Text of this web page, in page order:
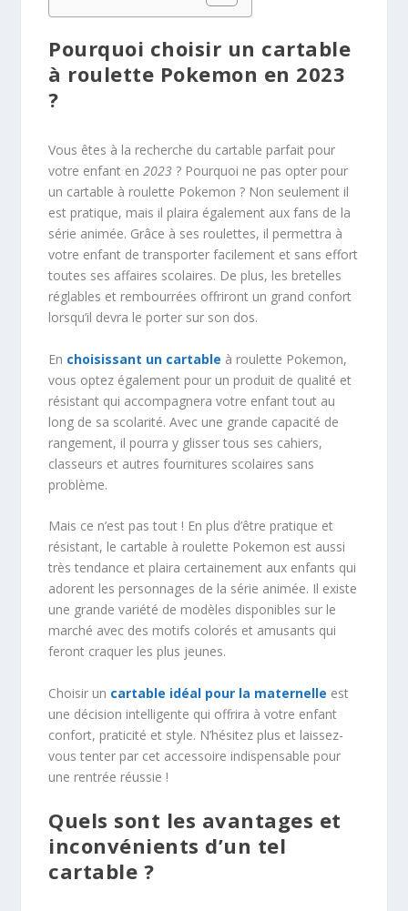
Pourquoi choisir un cartable
à roulette Pokemon en 2023
?
Vous êtes à la recherche du cartable parfait pour
votre enfant en2023 ? Pourquoi ne pas opter pour
un cartable à roulette Pokemon ? Non seulement il
est pratique, mais il plaira également aux fans de la
série animée. Grâce à ses roulettes, il permettra à
votre enfant de transporter facilement et sans effort
toutes ses affaires scolaires. De plus, les bretelles
réglables et rembourrées offriront un grand confort
lorsqu’il devra le porter sur son dos.
En choisissant un cartable à roulette Pokemon,
vous optez également pour un produit de qualité et
résistant qui accompagnera votre enfant tout au
long de sa scolarité. Avec une grande capacité de
rangement, il pourra y glisser tous ses cahiers,
classeurs et autres fournitures scolaires sans
problème.
Mais ce n’est pas tout ! En plus d’être pratique et
résistant, le cartable à roulette Pokemon est aussi
très tendance et plaira certainement aux enfants qui
adorent les personnages de la série animée. Il existe
une grande variété de modèles disponibles sur le
marché avec des motifs colorés et amusants qui
feront craquer les plus jeunes.
Choisir un cartable idéal pour la maternelle est
une décision intelligente qui offrira à votre enfant
confort, praticité et style. N’hésitez plus et laissez-
vous tenter par cet accessoire indispensable pour
une rentrée réussie !
Quels sont les avantages et
inconvénients d’un tel
cartable ?